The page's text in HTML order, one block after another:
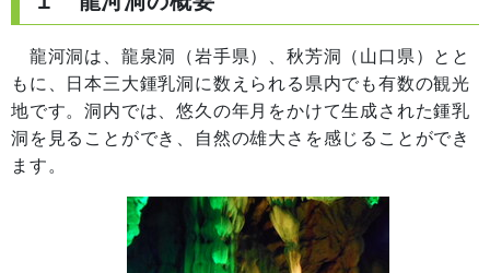
龍河洞は、龍泉洞（岩手県）、秋芳洞（山口県）とと
もに、日本三大鍾乳洞に数えられる県内でも有数の観光
地です。洞内では、悠久の年月をかけて生成された鍾乳
洞を見ることができ、自然の雄大さを感じることができ
ます。